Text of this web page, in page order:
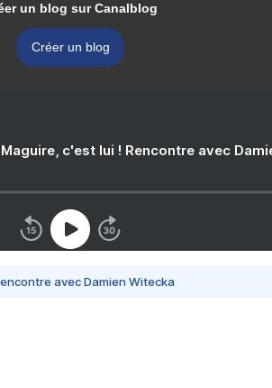
un blog sur Canalblog
Créer un blog
c'est lui ! Rencontre avec
avec Damien Witecka